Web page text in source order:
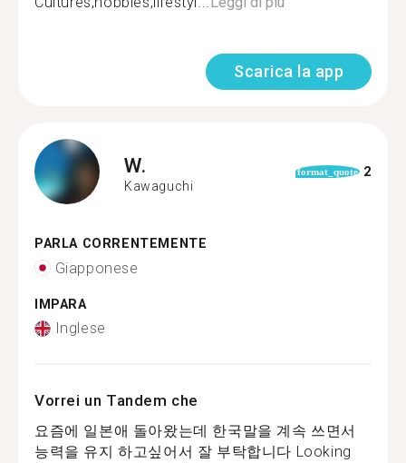
Scarica la app
W.
Kawaguchi
format_quote 2
PARLA CORRENTEMENTE
Giapponese
IMPARA
Inglese
Vorrei un Tandem che
요즘에 일본애 돌아왔는데 한국말을 계속 쓰면서
능력을 유지 하고싶어서 잘 부탁합니다 Looking